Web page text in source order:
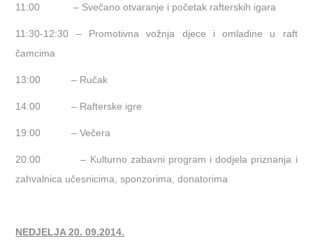
11:00 – Svečano otvaranje i početak rafterskih igara
11:30-12:30 – Promotivna vožnja djece i omladine u raft
čamcima
13:00 – Ručak
14:00 – Rafterske igre
19:00 – Večera
20:00
– Kulturno zabavni program i dodjela priznanja i
zahvalnica učesnicima, sponzorima, donatorima
NEDJELJA 20. 09.2014.